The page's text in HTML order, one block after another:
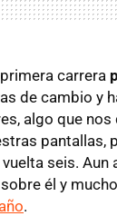
carrera
de cambio y
algo que nos
pantallas,
seis. Aun
él y
.